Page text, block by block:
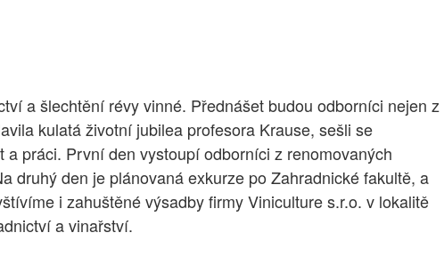
a šlechtění révy vinné. Přednášet budou odborníci nejen z
kulatá životní jubilea profesora Krause, sešli se
práci. První den vystoupí odborníci z renomovaných
druhý den je plánovaná exkurze po Zahradnické fakultě, a
i zahuštěné výsadby firmy Viniculture s.r.o. v lokalitě
a vinařství.